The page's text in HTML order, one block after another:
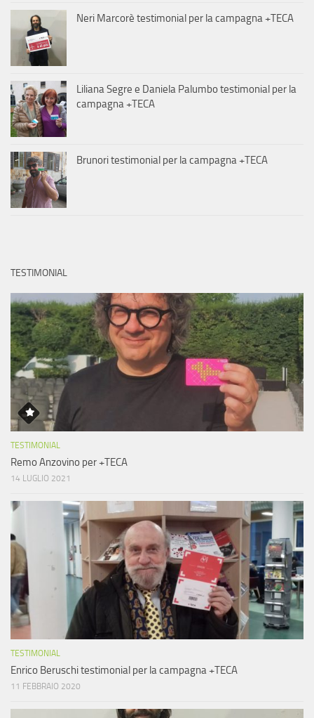
Neri Marcorè testimonial per la campagna +TECA
Liliana Segre e Daniela Palumbo testimonial per la
campagna +TECA
Brunori testimonial per la campagna +TECA
TESTIMONIAL
TESTIMONIAL
Remo Anzovino per +TECA
14 LUGLIO 2021
TESTIMONIAL
Enrico Beruschi testimonial per la campagna +TECA
11 FEBBRAIO 2020